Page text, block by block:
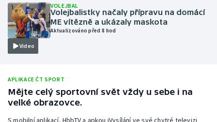
Plavání
Plážový volejbal
Rychlobruslení
Video
VOLEJBAL
Volejbalistky načaly přípravu na domácí
ME vítězně a ukázaly maskota
Aktualizováno před 8 hod
APLIKACE ČT SPORT
Mějte celý sportovní svět vždy u sebe i na
velké obrazovce.
S mobilní aplikací, HbbTV a apkou iVysílání ve své chytré televizi